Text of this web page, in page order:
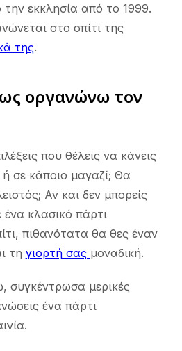
εκκλησία από το 1999.
στο σπίτι της
της.
οργανώνω τον
που θέλεις να κάνεις
ή σε κάποιο μαγαζί; Θα
Αν και δεν μπορείς
κλασικό πάρτι
πιθανότατα θα θες έναν
τη γιορτή σας μοναδική.
συγκέντρωσα μερικές
ένα πάρτι